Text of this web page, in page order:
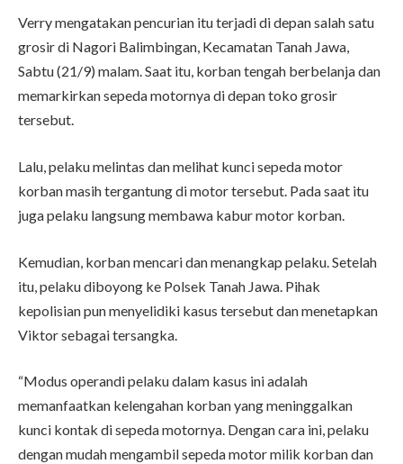
Verry mengatakan pencurian itu terjadi di depan salah satu
grosir di Nagori Balimbingan, Kecamatan Tanah Jawa,
Sabtu (21/9) malam. Saat itu, korban tengah berbelanja dan
memarkirkan sepeda motornya di depan toko grosir
tersebut.
Lalu, pelaku melintas dan melihat kunci sepeda motor
korban masih tergantung di motor tersebut. Pada saat itu
juga pelaku langsung membawa kabur motor korban.
Kemudian, korban mencari dan menangkap pelaku. Setelah
itu, pelaku diboyong ke Polsek Tanah Jawa. Pihak
kepolisian pun menyelidiki kasus tersebut dan menetapkan
Viktor sebagai tersangka.
“Modus operandi pelaku dalam kasus ini adalah
memanfaatkan kelengahan korban yang meninggalkan
kunci kontak di sepeda motornya. Dengan cara ini, pelaku
dengan mudah mengambil sepeda motor milik korban dan